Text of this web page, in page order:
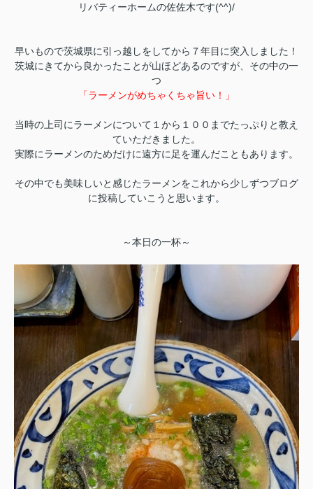
リバティーホームの佐佐木です(^^)/
早いもので茨城県に引っ越しをしてから７年目に突入しました！
茨城にきてから良かったことが山ほどあるのですが、その中の一
つ
「ラーメンがめちゃくちゃ旨い！」
当時の上司にラーメンについて１から１００までたっぷりと教え
ていただきました。
実際にラーメンのためだけに遠方に足を運んだこともあります。
その中でも美味しいと感じたラーメンをこれから少しずつブログ
に投稿していこうと思います。
～本日の一杯～